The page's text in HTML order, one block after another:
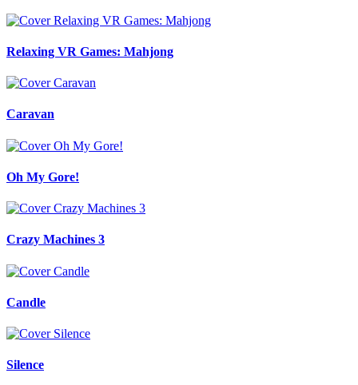
Relaxing VR Games: Mahjong
Caravan
Oh My Gore!
Crazy Machines 3
Candle
Silence